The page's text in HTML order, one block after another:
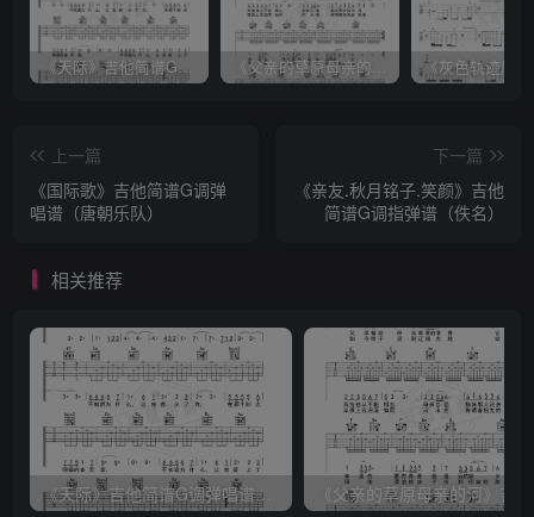
《天际》吉他简谱G调弹唱谱（姜玉阳） 《父亲的草原母亲的河》吉他简谱C调弹唱谱（腾格尔）
上一篇
《国际歌》吉他简谱G调弹
唱谱（唐朝乐队）
下一篇
《亲友.秋月铭子.笑颜》吉他
简谱G调指弹谱（佚名）
相关推荐
《天际》吉他简谱G调弹唱谱（姜玉阳）